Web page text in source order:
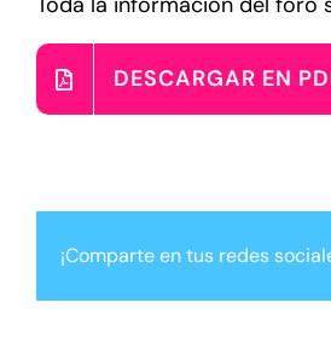
DESCARGAR EN
¡Comparte en tus redes